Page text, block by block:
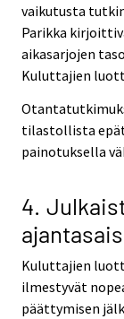
vaikutusta
Parikka
aikasarjojen
Kuluttajien
tilastollista
painotuksella
4.
Kuluttajien
ilmestyvät
päättymisen